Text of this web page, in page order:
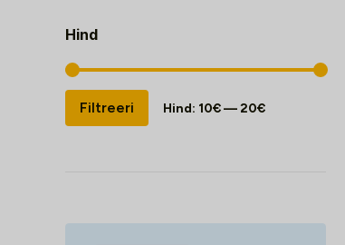
Hind
Minimaalne
hind
Maksimaalne
hind
Filtreeri Hind: 10€—20€